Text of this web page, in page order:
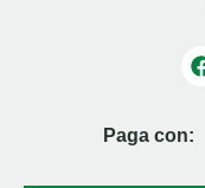
Paga con: